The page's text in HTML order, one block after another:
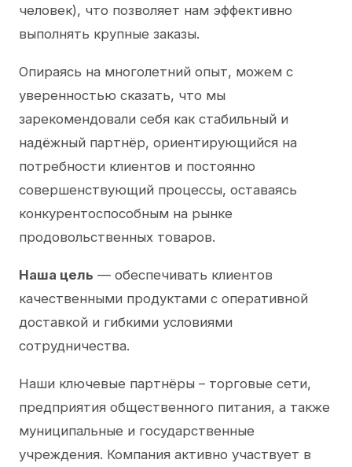
человек), что позволяет нам эффективно
выполнять крупные заказы.
Опираясь на многолетний опыт, можем с
уверенностью сказать, что мы
зарекомендовали себя как стабильный и
надёжный партнёр, ориентирующийся на
потребности клиентов и постоянно
совершенствующий процессы, оставаясь
конкурентоспособным на рынке
продовольственных товаров.
Наша цель — обеспечивать клиентов
качественными продуктами с оперативной
доставкой и гибкими условиями
сотрудничества.
Наши ключевые партнёры – торговые сети,
предприятия общественного питания, а также
муниципальные и государственные
учреждения. Компания активно участвует в